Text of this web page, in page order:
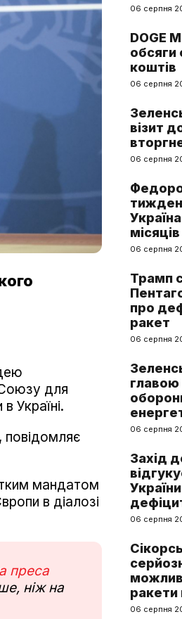
для
Україні.
повідомляє
мандатом
в діалозі
преса
ніж на
06 серпня
DOGE
обсяги
коштів
06 серпня
візит
06 серпня
місяців
06 серпня
Трамп
про
ракет
06 серпня
06 серпня
Захід
06 серпня
ракети
06 серпня